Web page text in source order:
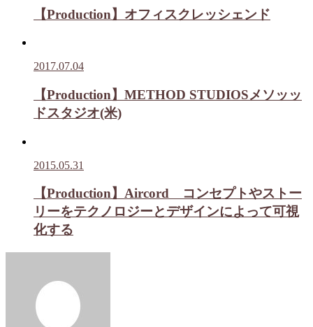
【Production】オフィスクレッシェンド
2017.07.04
【Production】METHOD STUDIOSメソッッ
ドスタジオ(米)
2015.05.31
【Production】Aircord コンセプトやストー
リーをテクノロジーとデザインによって可視
化する